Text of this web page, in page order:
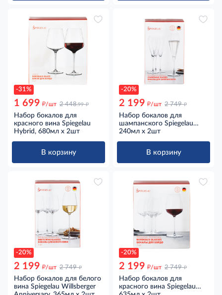
-31%
1 699 д/шт 2 448.99 д
Набор бокалов для
красного вина Spiegelau
Hybrid, 680мл х 2шт
В корзину
-20%
2 199 д/шт 2 749 д
Набор бокалов для
шампанского Spiegelau
Willsberger Anniversary,
240мл х 2шт
В корзину
-20%
2 199 д/шт 2 749 д
Набор бокалов для белого
вина Spiegelau Willsberger
-20%
2 199 д/шт 2 749 д
Набор бокалов для
красного вина Spiegelau